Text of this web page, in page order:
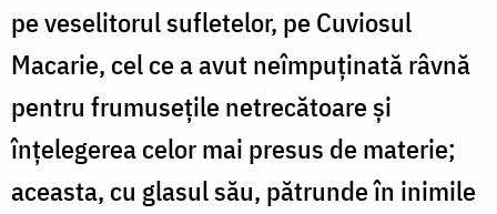
pe veselitorul sufletelor, pe Cuviosul
Macarie, cel ce a avut neîmpuținată râvnă
pentru frumusețile netrecătoare și
înțelegerea celor mai presus de materie;
aceasta, cu glasul său, pătrunde în inimile